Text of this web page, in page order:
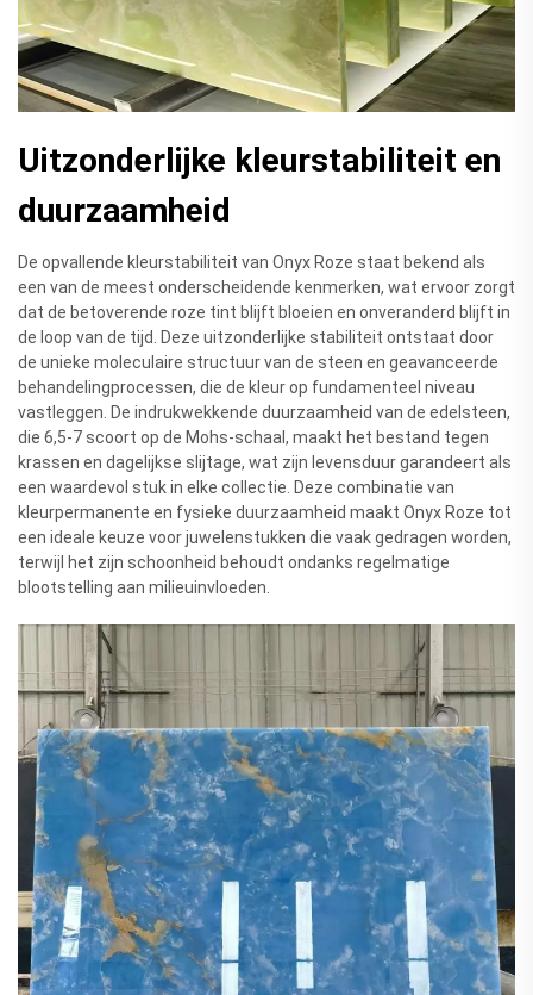
Uitzonderlijke kleurstabiliteit en
duurzaamheid
De opvallende kleurstabiliteit van Onyx Roze staat bekend als
een van de meest onderscheidende kenmerken, wat ervoor zorgt
dat de betoverende roze tint blijft bloeien en onveranderd blijft in
de loop van de tijd. Deze uitzonderlijke stabiliteit ontstaat door
de unieke moleculaire structuur van de steen en geavanceerde
behandelingprocessen, die de kleur op fundamenteel niveau
vastleggen. De indrukwekkende duurzaamheid van de edelsteen,
die 6,5-7 scoort op de Mohs-schaal, maakt het bestand tegen
krassen en dagelijkse slijtage, wat zijn levensduur garandeert als
een waardevol stuk in elke collectie. Deze combinatie van
kleurpermanente en fysieke duurzaamheid maakt Onyx Roze tot
een ideale keuze voor juwelenstukken die vaak gedragen worden,
terwijl het zijn schoonheid behoudt ondanks regelmatige
blootstelling aan milieuinvloeden.